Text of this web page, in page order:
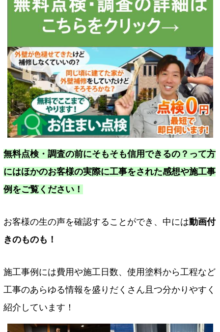
無料点検・調査の前にそもそも信用できるの？って方
にはほかのお客様の実際に工事をされた感想や施工事
例をご覧ください！
お客様の生の声を確認することができ、中には動画付
きのものも！
施工事例には費用や施工日数、使用塗料から工程など
工事のあらゆる情報を盛りだくさん且つ分かりやすく
紹介しています！